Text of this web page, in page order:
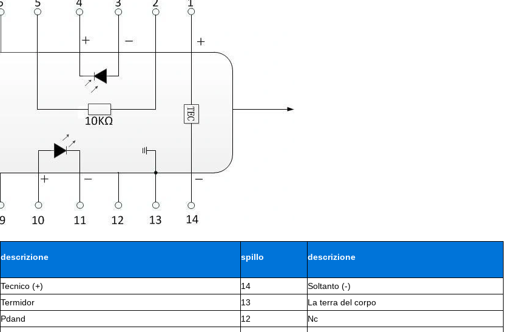
descrizione spillo descrizione
Tecnico (+) 14
Soltanto (-)
Termidor 13
La terra del corpo
Pdand 12
Nc